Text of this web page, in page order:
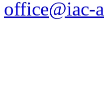
office@iac-